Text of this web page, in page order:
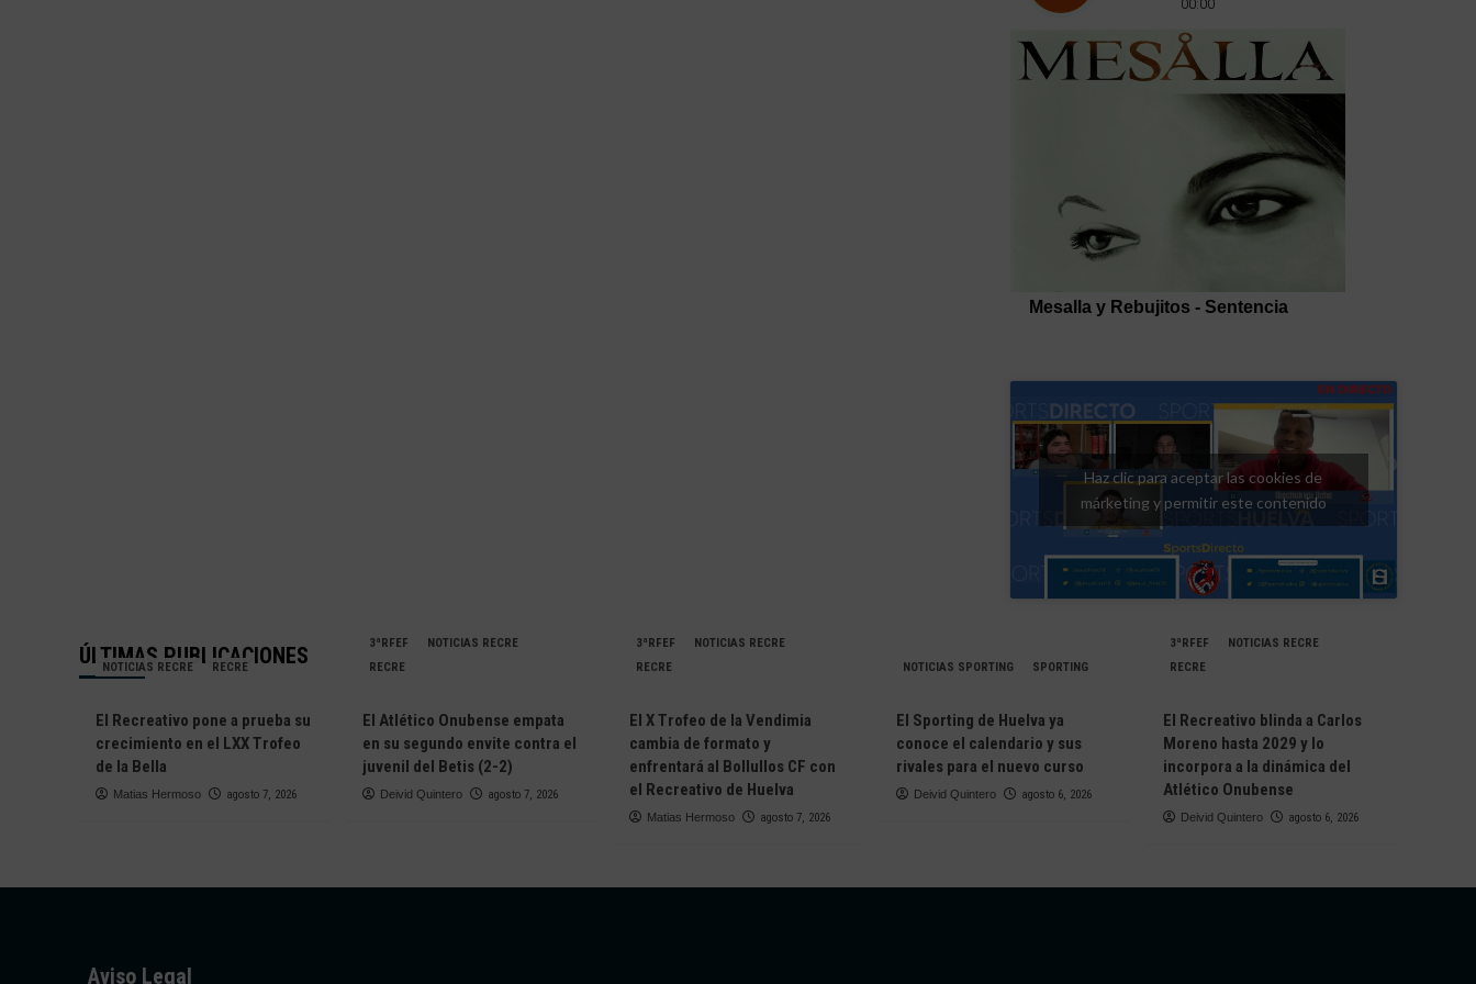
Haz clic para aceptar las cookies de
márketing y permitir este contenido
ÚLTIMAS PUBLICACIONES
NOTICIAS RECRE RECRE
El Recreativo pone a prueba su
crecimiento en el LXX Trofeo
de la Bella
Matias Hermoso agosto 7, 2026
3ªRFEF
NOTICIAS RECRE
RECRE
El Atlético Onubense empata
en su segundo envite contra el
juvenil del Betis (2-2)
Deivid Quintero agosto 7, 2026
3ªRFEF
NOTICIAS RECRE
RECRE
El X Trofeo de la Vendimia
cambia de formato y
enfrentará al Bollullos CF con
el Recreativo de Huelva
Matias Hermoso agosto 7, 2026
NOTICIAS SPORTING SPORTING
El Sporting de Huelva ya
conoce el calendario y sus
rivales para el nuevo curso
Deivid Quintero agosto 6, 2026
3ªRFEF
NOTICIAS RECRE
RECRE
El Recreativo blinda a Carlos
Moreno hasta 2029 y lo
incorpora a la dinámica del
Atlético Onubense
Deivid Quintero agosto 6, 2026
Aviso Legal